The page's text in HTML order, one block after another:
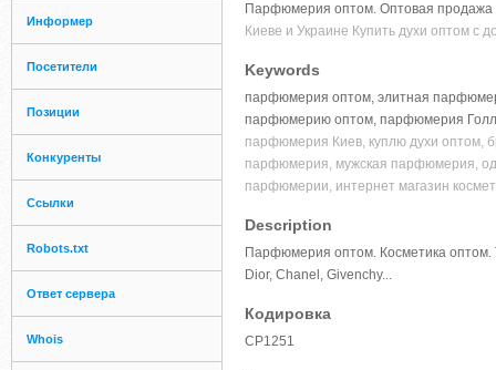
Информер
Посетители
Позиции
Конкуренты
Ссылки
Robots.txt
Ответ сервера
Whois
Парфюмерия оптом. Оптовая продажа
Киеве и Украине Купить духи оптом с
Keywords
парфюмерия оптом, элитная
парфюмерию оптом, парфюмерия
парфюмерия Киев, куплю духи оптом,
парфюмерия, мужская парфюмерия,
парфюмерии, интернет магазин
Description
Парфюмерия оптом. Косметика
Dior, Chanel, Givenchy...
Кодировка
CP1251